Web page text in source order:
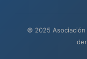
© 2025 Asociación